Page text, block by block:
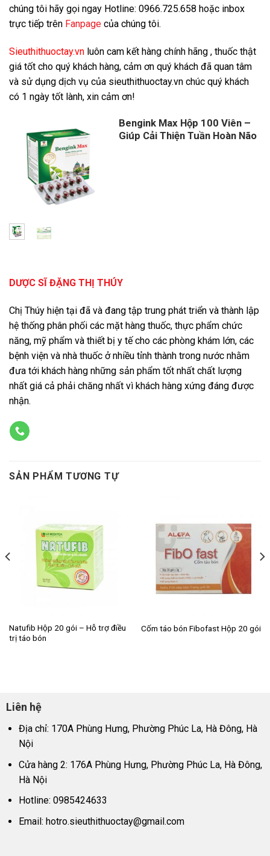
chúng tôi hãy gọi ngay Hotline: 0966.725.658 hoặc inbox
trực tiếp trên Fanpage của chúng tôi.
Sieuthithuoctay.vn luôn cam kết hàng chính hãng , thuốc thật
giá tốt cho quý khách hàng, cảm ơn quý khách đã quan tâm
và sử dụng dịch vụ của sieuthithuoctay.vn chúc quý khách
có 1 ngày tốt lành, xin cảm ơn!
Bengink Max Hộp 100 Viên –
Giúp Cải Thiện Tuần Hoàn Não
DƯỢC SĨ ĐẶNG THỊ THÚY
Chị Thúy hiện tại đã và đang tập trung phát triển và thành lập
hệ thống phân phối các mặt hàng thuốc, thực phẩm chức
năng, mỹ phẩm và thiết bị y tế cho các phòng khám lớn, các
bệnh viện và nhà thuốc ở nhiều tỉnh thành trong nước nhằm
đưa tới khách hàng những sản phẩm tốt nhất chất lượng
nhất giá cả phải chăng nhất vì khách hàng xứng đáng được
nhận.
SẢN PHẨM TƯƠNG TỰ
Natufib Hộp 20 gói – Hỗ trợ điều
trị táo bón
Cốm táo bón Fibofast Hộp 20 gói
Liên hệ
Địa chỉ: 170A Phùng Hưng, Phường Phúc La, Hà Đông, Hà
Nội
Cửa hàng 2: 176A Phùng Hưng, Phường Phúc La, Hà Đông,
Hà Nội
Hotline: 0985424633
Email: hotro.sieuthithuoctay@gmail.com